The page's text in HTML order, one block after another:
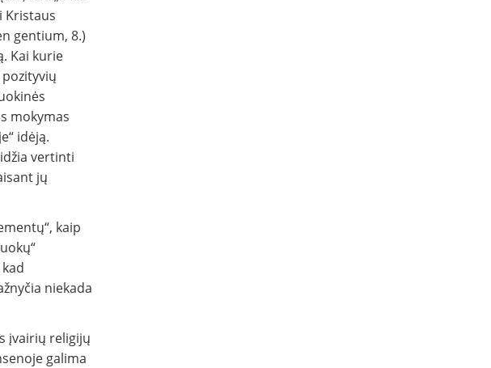
Kristaus
gentium, 8.)
Kai kurie
mokymas
idėją.
vertinti
jų
kaip
niekada
įvairių religijų
galima